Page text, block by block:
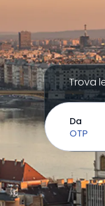
Trova
Da